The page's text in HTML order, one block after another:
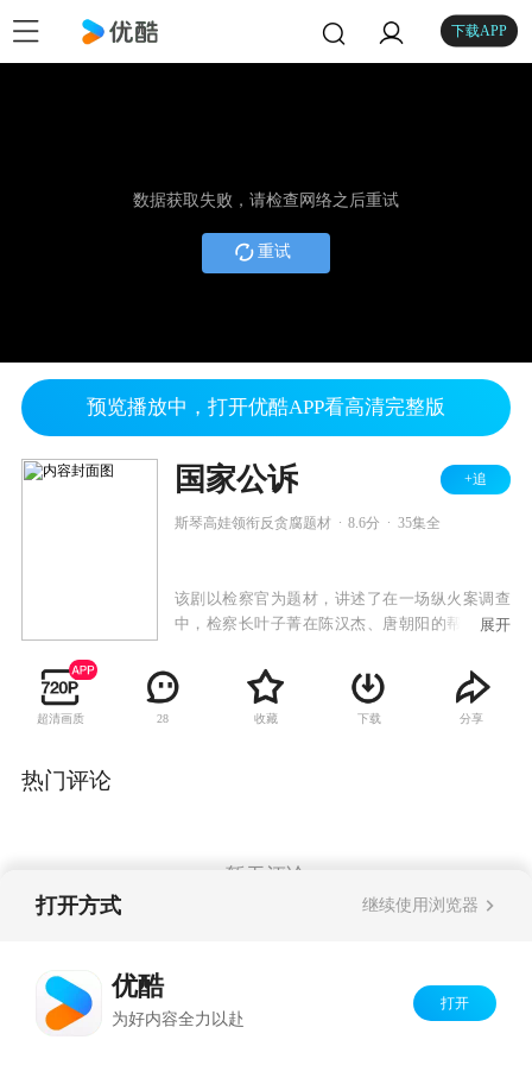
下载APP
数据获取失败，请检查网络之后重试
重试
预览播放中，打开优酷APP看高清完整版
国家公诉 +追
斯琴高娃领衔反贪腐题材 8.6分 35集全
该剧以检察官为题材，讲述了在一场纵火案调查
中，检察长叶子菁在陈汉杰、唐朝阳的帮助下，
相，并最终将其绳之以法的故事。
展开
超清画质 28 收藏 下载 分享
热门评论
暂无评论
打开方式 继续使用浏览器
优酷
为好内容全力以赴
打开